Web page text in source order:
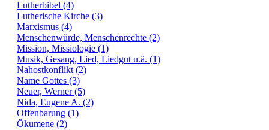
Lutherbibel (4)
Lutherische Kirche (3)
Marxismus (4)
Menschenwürde, Menschenrechte (2)
Mission, Missiologie (1)
Musik, Gesang, Lied, Liedgut u.ä. (1)
Nahostkonflikt (2)
Name Gottes (3)
Neuer, Werner (5)
Nida, Eugene A. (2)
Offenbarung (1)
Ökumene (2)